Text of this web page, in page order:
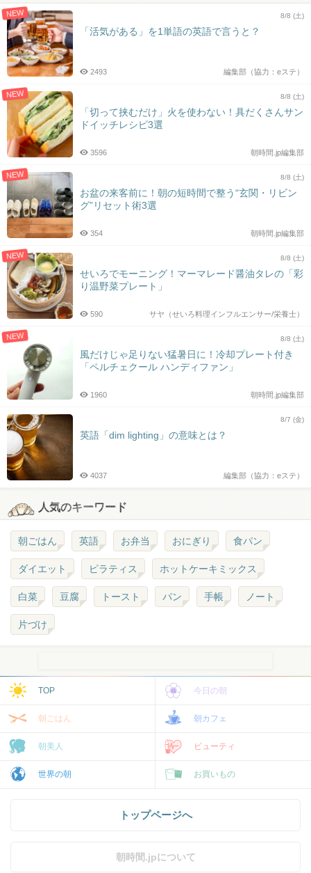
NEW 8/8 (土)
「活気がある」を1単語の英語で言うと？
編集部（協力：eステ）
2493
NEW 8/8 (土)
「切って挟むだけ」火を使わない！具だくさんサン
ドイッチレシピ3選
朝時間.jp編集部
3596
NEW 8/8 (土)
お盆の来客前に！朝の短時間で整う“玄関・リビン
グ”リセット術3選
朝時間.jp編集部
354
NEW 8/8 (土)
せいろでモーニング！マーマレード醤油タレの「彩
り温野菜プレート」
サヤ（せいろ料理インフルエンサー/栄養士）
590
NEW 8/8 (土)
風だけじゃ足りない猛暑日に！冷却プレート付き
「ペルチェクール ハンディファン」
朝時間.jp編集部
1960
8/7 (金)
英語「dim lighting」の意味とは？
編集部（協力：eステ）
4037
人気のキーワード
朝ごはん 英語 お弁当 おにぎり 食パン
ダイエット ピラティス ホットケーキミックス
白菜 豆腐 トースト パン 手帳 ノート
片づけ
TOP 今日の朝
朝ごはん 朝カフェ
朝美人 ビューティ
世界の朝 お買いもの
トップページへ
朝時間.jpについて